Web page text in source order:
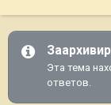
Эта тема
ответов.